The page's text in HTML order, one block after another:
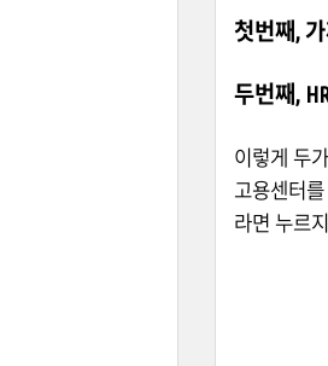
첫번째,
두번째,
이렇게 두
고용센터
라면 누르